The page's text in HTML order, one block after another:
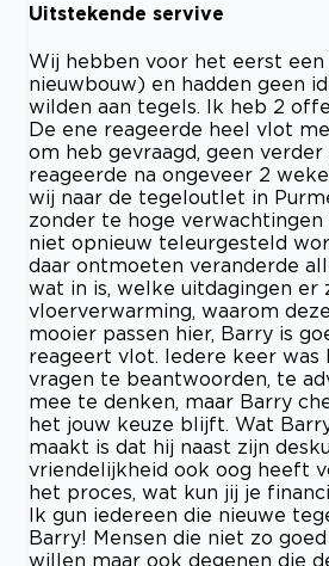
Uitstekende servive
Wij hebben voor het eerst
nieuwbouw) en hadden geen
wilden aan tegels. Ik heb 2
De ene reageerde heel vlot
om heb gevraagd, geen verder
reageerde na ongeveer 2
wij naar de tegeloutlet in
zonder te hoge
niet opnieuw teleurgesteld
daar ontmoeten veranderde
wat in is, welke uitdagingen er
vloerverwarming, waarom
mooier passen hier, Barry is
reageert vlot. Iedere keer was
vragen te beantwoorden, te
mee te denken, maar Barry
het jouw keuze blijft. Wat
maakt is dat hij naast zijn
vriendelijkheid ook oog heeft
het proces, wat kun jij je
Ik gun iedereen die nieuwe
Barry! Mensen die niet zo
willen maar ook degenen die